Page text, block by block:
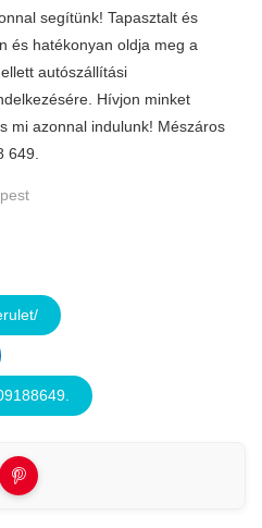
segítünk! Tapasztalt és
és hatékonyan oldja meg a
autószállítási
Hívjon minket
mi azonnal indulunk! Mészáros
649.